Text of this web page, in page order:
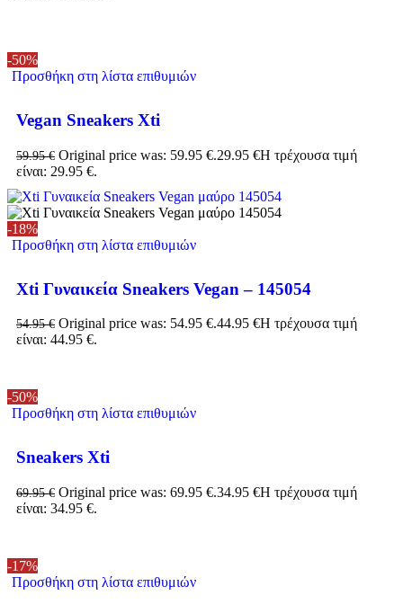
-50%
Προσθήκη στη λίστα επιθυμιών
Vegan Sneakers Xti
59.95€ Original price was: 59.95 €.29.95 €Η τρέχουσα τιμή
είναι: 29.95 €.
-18%
Προσθήκη στη λίστα επιθυμιών
Xti Γυναικεία Sneakers Vegan – 145054
54.95€ Original price was: 54.95 €.44.95 €Η τρέχουσα τιμή
είναι: 44.95 €.
-50%
Προσθήκη στη λίστα επιθυμιών
Sneakers Xti
69.95€ Original price was: 69.95 €.34.95 €Η τρέχουσα τιμή
είναι: 34.95 €.
-17%
Προσθήκη στη λίστα επιθυμιών